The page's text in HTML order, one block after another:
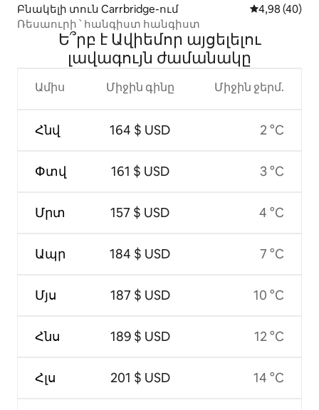
Բնակելի տուն Carrbridge-ում Միջին
4,98 (40)
Ռեսաուրի ՝ հանգիստ հանգիստ
Ե՞րբ է Ավիեմոր այցելելու
լավագույն ժամանակը
Ամիս
Հնվ
Փտվ
Մրտ
Ապր
Մյս
Հնս
Հլս
Միջին գինը
164 $ USD
161 $ USD
157 $ USD
184 $ USD
187 $ USD
189 $ USD
201 $ USD
Միջին ջերմ.
2 °C
3 °C
4 °C
7 °C
10 °C
12 °C
14 °C